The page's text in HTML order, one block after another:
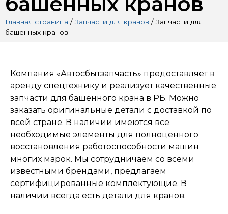
Главная страница / Запчасти для кранов / Запчасти для
башенных кранов
Компания «Автосбытзапчасть» предоставляет в
аренду спецтехнику и реализует качественные
запчасти для башенного крана в РБ. Можно
заказать оригинальные детали с доставкой по
всей стране. В наличии имеются все
необходимые элементы для полноценного
восстановления работоспособности машин
многих марок. Мы сотрудничаем со всеми
известными брендами, предлагаем
сертифицированные комплектующие. В
наличии всегда есть детали для кранов.